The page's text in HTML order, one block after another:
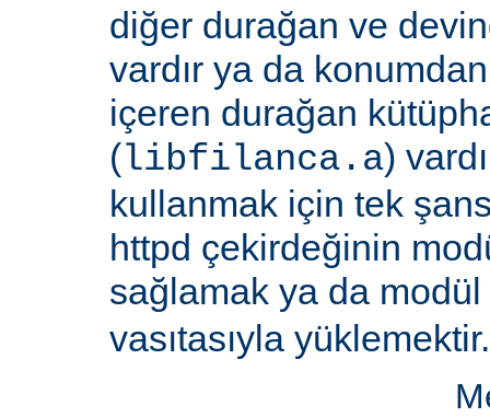
diğer durağan ve
vardır ya da
içeren durağan
(libfilanca.a)
kullanmak için tek
httpd çekirdeğinin
sağlamak ya da
vasıtasıyla yüklemektir.